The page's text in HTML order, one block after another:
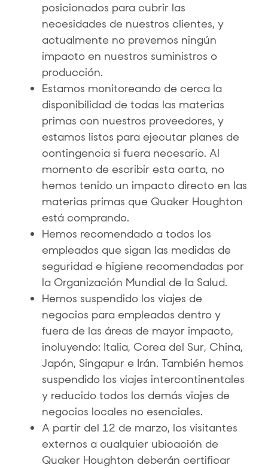
posicionados para cubrir las
necesidades de nuestros clientes, y
actualmente no prevemos ningún
impacto en nuestros suministros o
producción.
Estamos monitoreando de cerca la
disponibilidad de todas las materias
primas con nuestros proveedores, y
estamos listos para ejecutar planes de
contingencia si fuera necesario. Al
momento de escribir esta carta, no
hemos tenido un impacto directo en las
materias primas que Quaker Houghton
está comprando.
Hemos recomendado a todos los
empleados que sigan las medidas de
seguridad e higiene recomendadas por
la Organización Mundial de la Salud.
Hemos suspendido los viajes de
negocios para empleados dentro y
fuera de las áreas de mayor impacto,
incluyendo: Italia, Corea del Sur, China,
Japón, Singapur e Irán. También hemos
suspendido los viajes intercontinentales
y reducido todos los demás viajes de
negocios locales no esenciales.
A partir del 12 de marzo, los visitantes
externos a cualquier ubicación de
Quaker Houghton deberán certificar